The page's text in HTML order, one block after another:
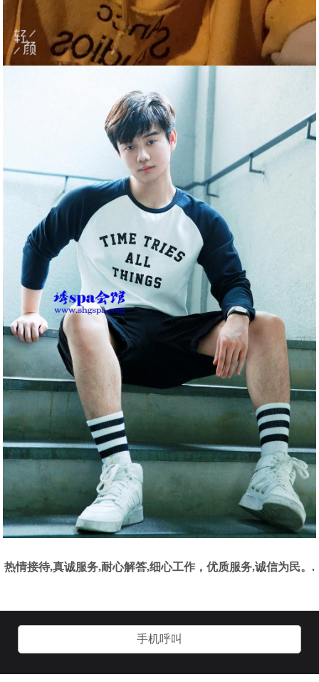
热情接待,真诚服务,耐心解答,细心工作，优质服务,诚信为民。.
手机呼叫